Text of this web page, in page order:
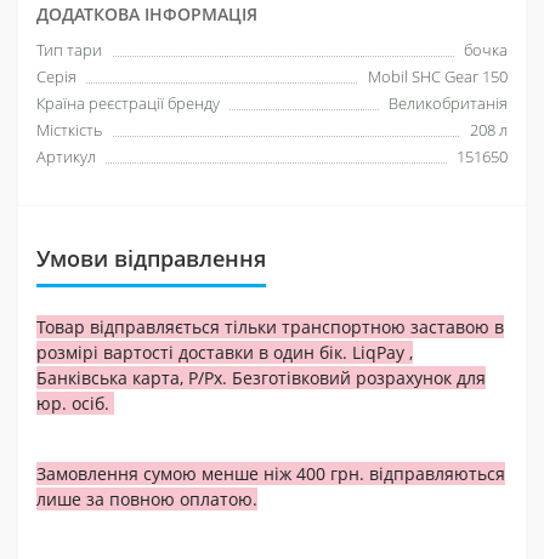
ДОДАТКОВА ІНФОРМАЦІЯ
Тип тари
бочка
Серія
Mobil SHC Gear 150
Країна реєстрації бренду
Великобританія
Місткість
208 л
Артикул
151650
Умови відправлення
Товар відправляється тільки транспортною заставою в
розмірі вартості доставки в один бік. LiqPay ,
Банківська карта, Р/Рх. Безготівковий розрахунок для
юр. осіб.
Замовлення сумою менше ніж 400 грн. відправляються
лише за повною оплатою.